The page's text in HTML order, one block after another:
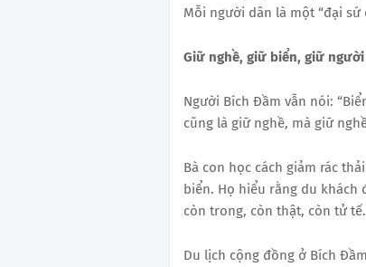
Mỗi người dân là một “đại
Giữ nghề, giữ biển, giữ người
Người Bích Đầm vẫn nói:
cũng là giữ nghề, mà giữ
Bà con học cách giảm rác
biển. Họ hiểu rằng du khách
còn trong, còn thật, còn tử tế.
Du lịch cộng đồng ở Bích